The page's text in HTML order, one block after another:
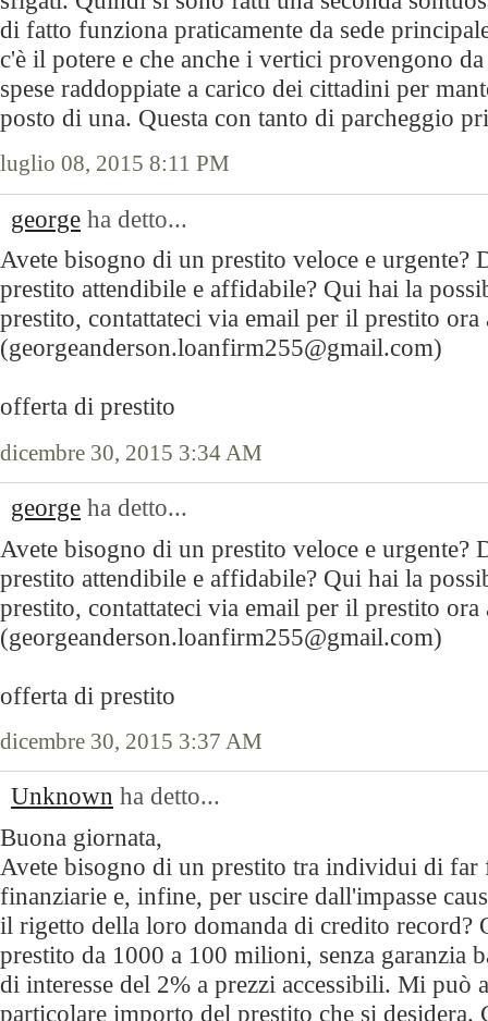
di fatto funziona praticamente da sede
c'è il potere e che anche i vertici provengono
spese raddoppiate a carico dei cittadini per
posto di una. Questa con tanto di parcheggio
luglio 08, 2015 8:11 PM
george ha detto...
Avete bisogno di un prestito veloce e urgente?
prestito attendibile e affidabile? Qui hai la
prestito, contattateci via email per il prestito
(georgeanderson.loanfirm255@gmail.com)
offerta di prestito
dicembre 30, 2015 3:34 AM
george ha detto...
Avete bisogno di un prestito veloce e urgente?
prestito attendibile e affidabile? Qui hai la
prestito, contattateci via email per il prestito
(georgeanderson.loanfirm255@gmail.com)
offerta di prestito
dicembre 30, 2015 3:37 AM
Unknown ha detto...
Buona giornata,
Avete bisogno di un prestito tra individui di
finanziarie e, infine, per uscire dall'impasse
il rigetto della loro domanda di credito record?
prestito da 1000 a 100 milioni, senza garanzia
di interesse del 2% a prezzi accessibili. Mi può
particolare importo del prestito che si desidera.